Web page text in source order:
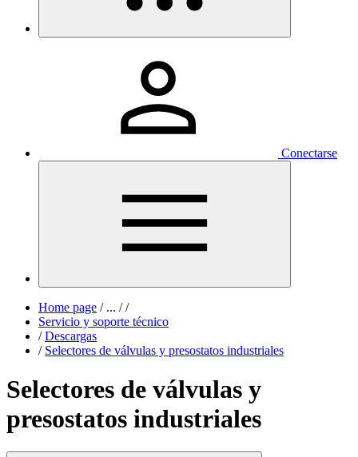
Conectarse
Home page /... / /
Servicio y soporte técnico
/ Descargas
/ Selectores de válvulas y presostatos industriales
Selectores de válvulas y
presostatos industriales